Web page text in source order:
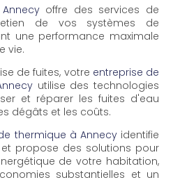
offre des services de
de vos systèmes de
une performance maximale
vie.
de fuites, votre entreprise de
utilise des technologies
et réparer les fuites d'eau
dégâts et les coûts.
thermique à Annecyidentifie
propose des solutions pour
de votre habitation,
substantielles et un